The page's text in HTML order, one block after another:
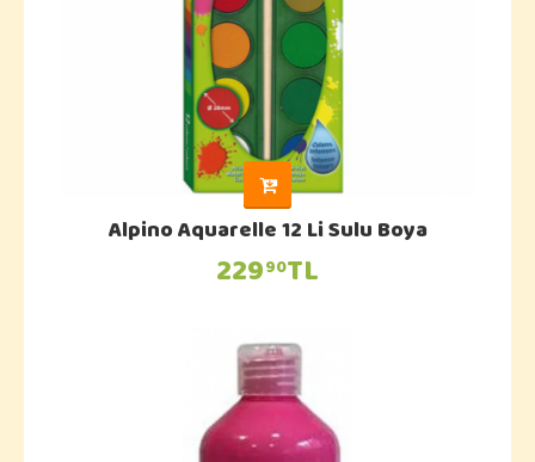
Alpino Aquarelle 12 Li Sulu Boya
22990TL